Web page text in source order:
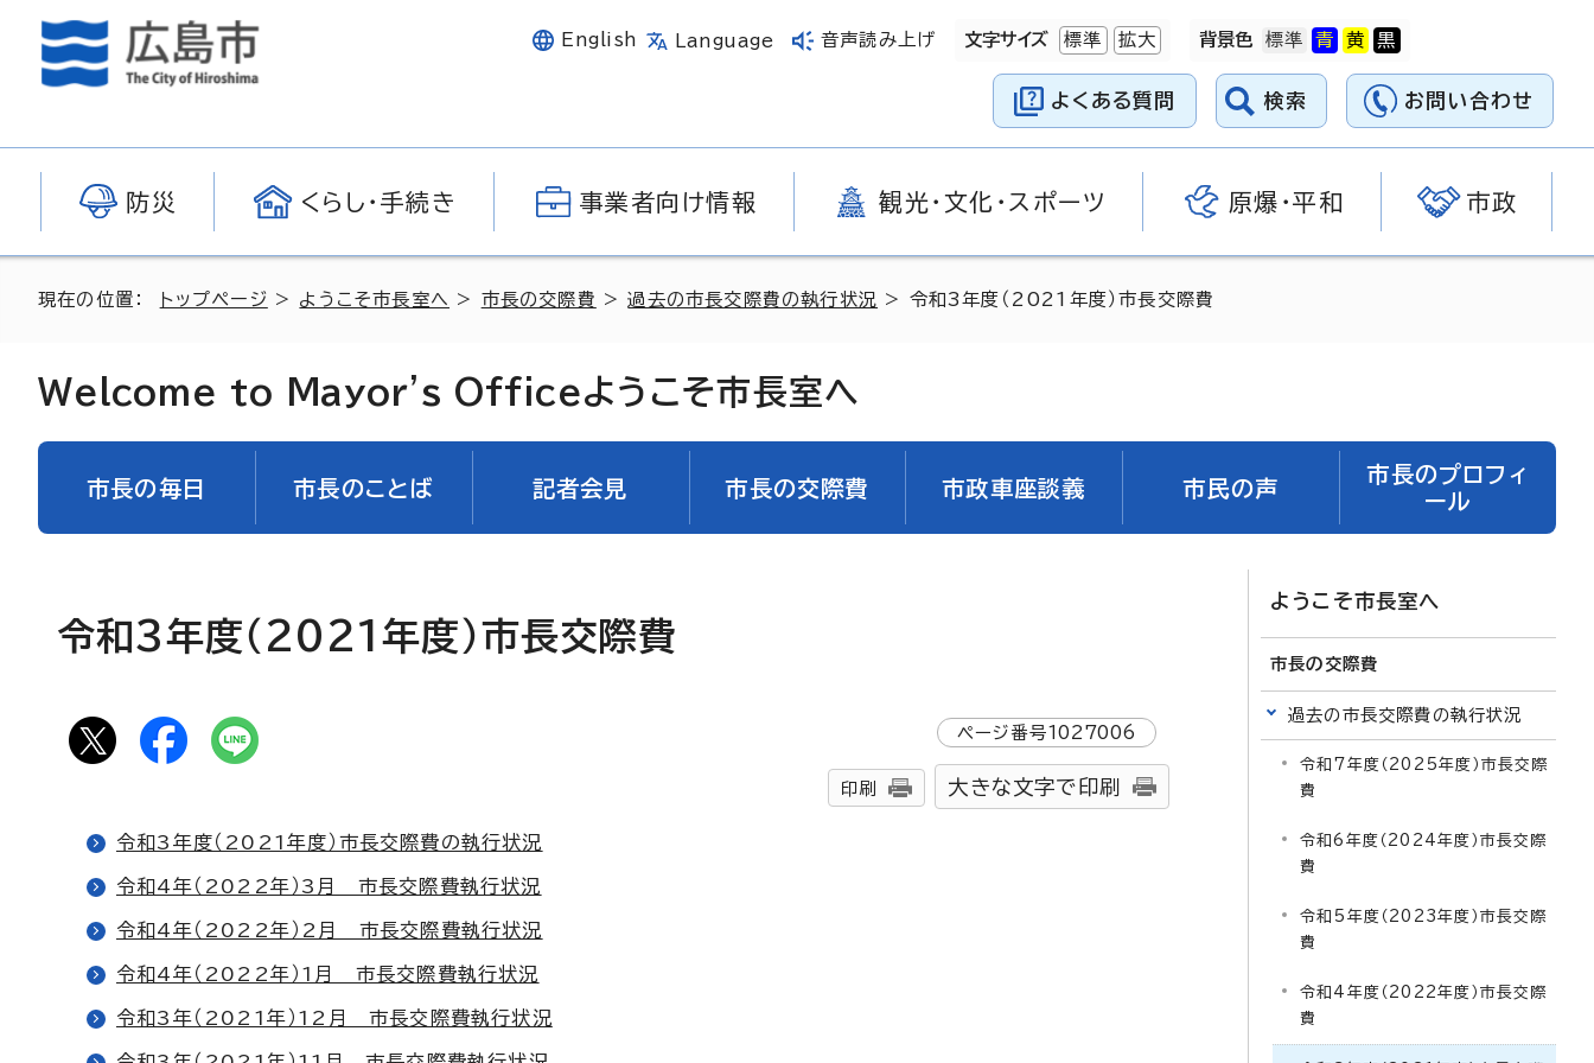
English Language 音声読み上げ 文字サイズ 標準 拡大 背景色
よくある質問 検索 お問い合わせ
防災 くらし・手続き 事業者向け情報 観光・文化・スポーツ 原爆・平和 市政
現在の位置： トップページ > ようこそ市長室へ > 市長の交際費 >過去の市長交際費の執行状況 > 令和3年度（2021年度）市長交際費
Welcome to Mayor's Officeようこそ市長室へ
市長の毎日 市長のことば 記者会見 市長の交際費 市政車座談義 市民の声
市長のプロフィ
ール
令和3年度（2021年度）市長交際費
ページ番号1027006
印刷 大きな文字で印刷
令和3年度（2021年度）市長交際費の執行状況
令和4年（2022年）3月 市長交際費執行状況
令和4年（2022年）2月 市長交際費執行状況
令和4年（2022年）1月 市長交際費執行状況
令和3年（2021年）12月 市長交際費執行状況
ようこそ市長室へ
市長の交際費
過去の市長交際費の執行状況
令和7年度（2025年度）市長交際
費
令和6年度（2024年度）市長交際
費
令和5年度（2023年度）市長交際
費
令和4年度（2022年度）市長交際
費